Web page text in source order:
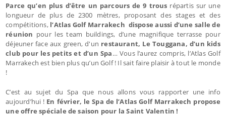
Parce qu’en plus d’être un parcours de 9 trous répartis sur une
longueur de plus de 2300 mètres, proposant des stages et des
compétitions, l’Atlas Golf Marrakech dispose aussi d’une salle de
réunion pour les team buildings, d’une magnifique terrasse pour
déjeuner face aux green, d'un restaurant, Le Touggana, d’un kids
club pour les petits et d’un Spa… Vous l’aurez compris, l’Atlas Golf
Marrakech est bien plus qu’un Golf ! Il sait faire plaisir à tout le monde
!
C’est au sujet du Spa que nous allons vous rapporter une info
aujourd’hui ! En février, le Spa de l’Atlas Golf Marrakech propose
une offre spéciale de saison pour la Saint Valentin !